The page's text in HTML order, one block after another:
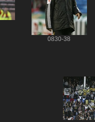
0830-38